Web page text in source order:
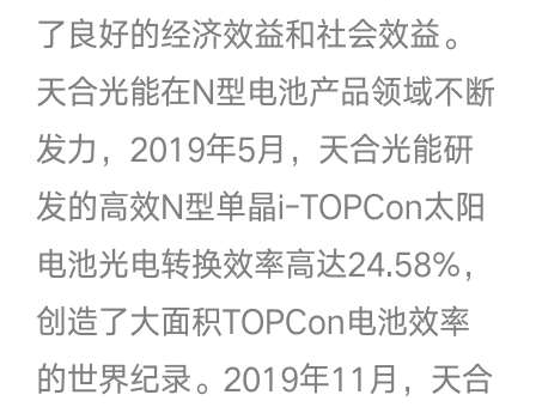
了良好的经济效益和社会效益。
天合光能在N型电池产品领域不断
发力，2019年5月，天合光能研
发的高效N型单晶i-TOPCon太阳
电池光电转换效率高达24.58%，
创造了大面积TOPCon电池效率
的世界纪录。2019年11月，天合